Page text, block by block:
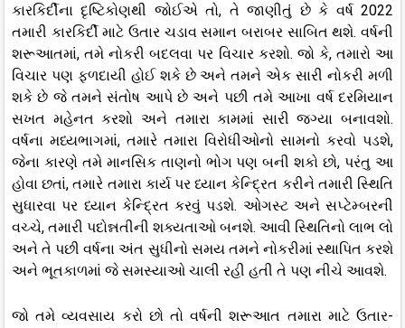
કારકિર્દીના દૃષ્ટિકોણથી જોઈએ તો, તે જાણીતું છે કે વર્ષ 2022
તમારી કારકિર્દી માટે ઉતાર ચડાવ સમાન બરાબર સાબિત થશે. વર્ષની
શરૂઆતમાં, તમે નોકરી બદલવા પર વિચાર કરશો. જો કે, તમારો આ
વિચાર પણ ફળદાયી હોઈ શકે છે અને તમને એક સારી નોકરી મળી
શકે છે જે તમને સંતોષ આપે છે અને પછી તમે આખા વર્ષ દરમિયાન
સખત મહેનત કરશો અને તમારા કામમાં સારી જગ્યા બનાવશો.
વર્ષના મધ્યભાગમાં, તમારે તમારા વિરોધીઓનો સામનો કરવો પડશે,
જેના કારણે તમે માનસિક તાણનો ભોગ પણ બની શકો છો, પરંતુ આ
હોવા છતાં, તમારે તમારા કાર્ય પર ધ્યાન કેન્દ્રિત કરીને તમારી સ્થિતિ
સુધારવા પર ધ્યાન કેન્દ્રિત કરવું પડશે. ઓગસ્ટ અને સપ્ટેમ્બરની
વચ્ચે, તમારી પદોન્નતીની શક્યતાઓ બનશે. આવી સ્થિતિનો લાભ લો
અને તે પછી વર્ષના અંત સુધીનો સમય તમને નોકરીમાં સ્થાપિત કરશે
અને ભૂતકાળમાં જે સમસ્યાઓ ચાલી રહી હતી તે પણ નીચે આવશે.
જો તમે વ્યવસાય કરો છો તો વર્ષની શરૂઆત તમારા માટે ઉતાર-